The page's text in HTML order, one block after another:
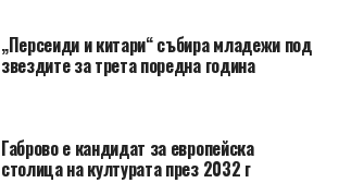
„Персеиди и китари“ събира младежи под
звездите за трета поредна година
Габрово е кандидат за европейска
столица на културата през 2032 г